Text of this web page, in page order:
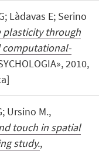
Làdavas E; Serino
plasticity through
computational-
2010,
Ursino M.,
touch in spatial
study.,